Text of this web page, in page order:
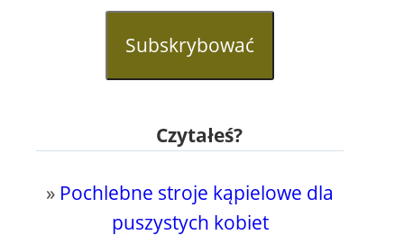
Subskrybować
Czytałeś?
» Pochlebne stroje kąpielowe dla
puszystych kobiet